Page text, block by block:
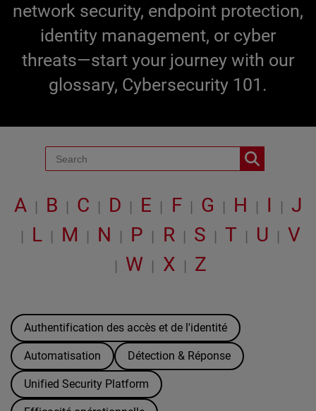
network security, endpoint protection,
identity management, or cyber
threats—start your journey with our
glossary, Cybersecurity 101.
A | B | C | D | E | F | G | H | I | J
| L | M | N | P | R | S | T | U | V
| W | X | Z
Authentification des accès et de l'identité
Automatisation Détection & Réponse
Unified Security Platform